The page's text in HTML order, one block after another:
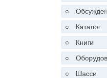
○
○
Каталог
○
Книги
○
○
Шасси